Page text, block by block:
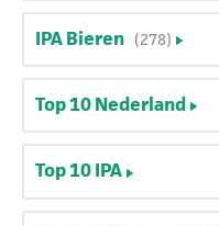
IPA Bieren (278)
Top 10 Nederland
Top 10 IPA